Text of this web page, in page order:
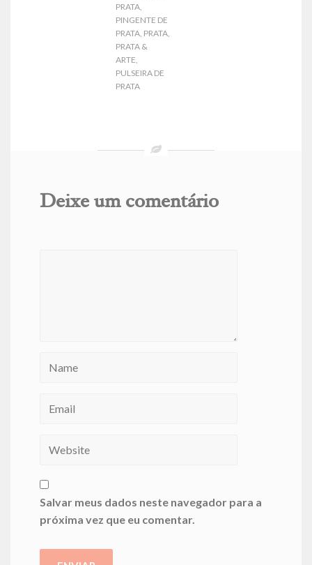
PRATA
PINGENTE DE
PRATA PRATA
PRATA &
ARTE
PULSEIRA DE
PRATA
Deixe um comentário
Salvar meus dados neste navegador para a
próxima vez que eu comentar.